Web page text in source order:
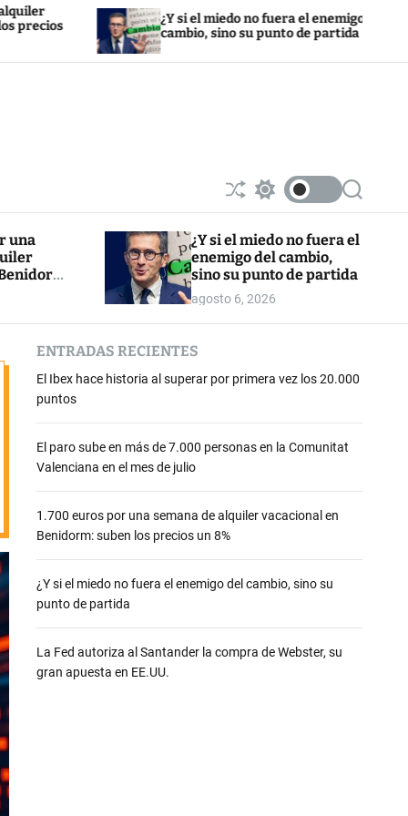
¿Y si el miedo no fuera el enemigo del
cambio, sino su punto de partida
S
h
ff
l
e
S
w
t
c
h
c
o
o
S
e
r
h
una
¿Y si el miedo no fuera el
enemigo del cambio,
sino su punto de partida
agosto 6, 2026
ENTRADAS RECIENTES
El Ibex hace historia al superar por primera vez los 20.000
puntos
El paro sube en más de 7.000 personas en la Comunitat
Valenciana en el mes de julio
1.700 euros por una semana de alquiler vacacional en
Benidorm: suben los precios un 8%
¿Y si el miedo no fuera el enemigo del cambio, sino su
punto de partida
La Fed autoriza al Santander la compra de Webster, su
gran apuesta en EE.UU.